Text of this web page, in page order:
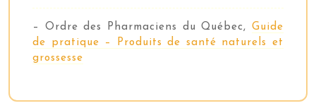
– Ordre des Pharmaciens du Québec, Guide
de pratique – Produits de santé naturels et
grossesse